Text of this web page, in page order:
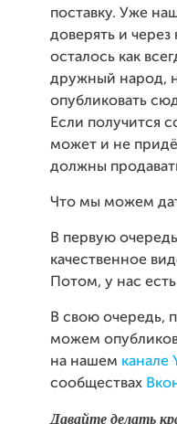
поставку. Уже
доверять и
осталось как
дружный народ,
опубликовать
Если получится
может и не
должны
Что мы можем
В первую
качественное
Потом, у нас
В свою очередь,
можем
на нашем канале
сообществах
Давайте делать